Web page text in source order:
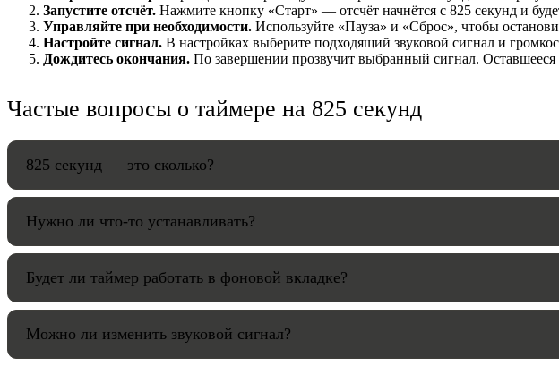
HANDY TIMERS
Запустите отсчёт. Нажмите кнопку «Старт» — отсчёт начнётся с 825 секунд и
Управляйте при необходимости. Используйте «Пауза» и «Сброс», чтобы
Настройте сигнал. В настройках выберите подходящий звуковой сигнал и
Дождитесь окончания. По завершении прозвучит выбранный сигнал. Оставшееся
Частые вопросы о таймере на 825 секунд
825 секунд — это сколько?
Нужно ли что-то устанавливать?
Будет ли таймер работать в фоновой вкладке?
Можно ли изменить звуковой сигнал?